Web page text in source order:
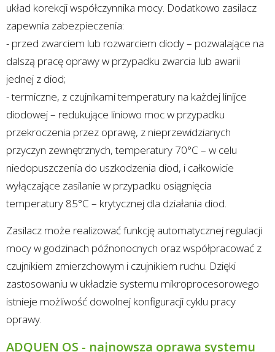
układ korekcji współczynnika mocy. Dodatkowo zasilacz
zapewnia zabezpieczenia:
- przed zwarciem lub rozwarciem diody – pozwalające na
dalszą pracę oprawy w przypadku zwarcia lub awarii
jednej z diod;
- termiczne, z czujnikami temperatury na każdej linijce
diodowej – redukujące liniowo moc w przypadku
przekroczenia przez oprawę, z nieprzewidzianych
przyczyn zewnętrznych, temperatury 70°C – w celu
niedopuszczenia do uszkodzenia diod, i całkowicie
wyłączające zasilanie w przypadku osiągnięcia
temperatury 85°C – krytycznej dla działania diod.
Zasilacz może realizować funkcję automatycznej regulacji
mocy w godzinach późnonocnych oraz współpracować z
czujnikiem zmierzchowym i czujnikiem ruchu. Dzięki
zastosowaniu w układzie systemu mikroprocesorowego
istnieje możliwość dowolnej konfiguracji cyklu pracy
oprawy.
ADQUEN OS - najnowsza oprawa systemu